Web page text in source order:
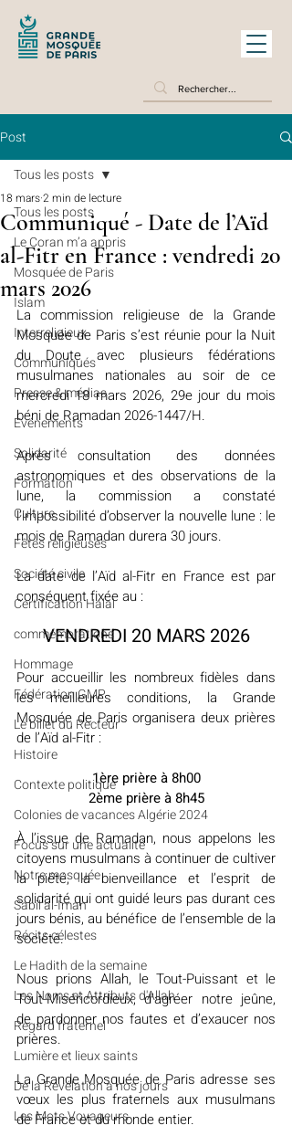
Post
Tous les posts
Le Coran m’a appris
Mosquée de Paris
Islam
Interreligieux
Communiqués
Presse & médias
Evénements
Solidarité
Formation
Culture
Fêtes religieuses
Société civile
Certification Halal
commémorations
Hommage
Fédération GMP
Le billet du Recteur
Histoire
Contexte politique
Colonies de vacances Algérie 2024
​​Focus sur une actualité
Notre mosquée
Sabil al-Iman
Récits célestes
Le Hadith de la semaine
Les Noms et Attributs d'Allah
Regard fraternel
Lumière et lieux saints
De la Révélation à nos jours
Les Mots Voyageurs
Tous les posts
Communiqué - Date de l’Aïd
al-Fitr en France : vendredi 20
mars 2026
18 mars2 min de lecture
La commission religieuse de la Grande
Mosquée de Paris s’est réunie pour la Nuit
du Doute avec plusieurs fédérations
musulmanes nationales au soir de ce
mercredi 18 mars 2026, 29e jour du mois
béni de Ramadan 2026-1447/H.
Après consultation des données
astronomiques et des observations de la
lune, la commission a constaté
l’impossibilité d’observer la nouvelle lune : le
mois de Ramadan durera 30 jours.
La date de l’Aïd al-Fitr en France est par
conséquent fixée au :
VENDREDI 20 MARS 2026
Pour accueillir les nombreux fidèles dans
les meilleures conditions, la Grande
Mosquée de Paris organisera deux prières
de l’Aïd al-Fitr :
1ère prière à 8h00
2ème prière à 8h45
À l’issue de Ramadan, nous appelons les
citoyens musulmans à continuer de cultiver
la piété, la bienveillance et l’esprit de
solidarité qui ont guidé leurs pas durant ces
jours bénis, au bénéfice de l’ensemble de la
société.
Nous prions Allah, le Tout-Puissant et le
Tout-Miséricordieux, d’agréer notre jeûne,
de pardonner nos fautes et d’exaucer nos
prières.
La Grande Mosquée de Paris adresse ses
vœux les plus fraternels aux musulmans
de France et du monde entier.